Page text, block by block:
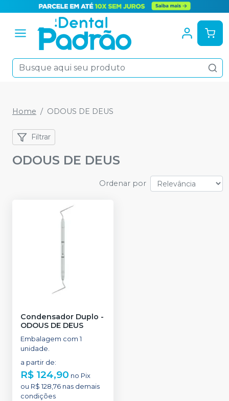
Home ODOUS DE DEUS
Filtrar
ODOUS DE DEUS
Ordenar por
Condensador Duplo -
ODOUS DE DEUS
Embalagem com 1
unidade.
a partir de:
R$ 124,90 no Pix
ou R$ 128,76 nas demais
condições